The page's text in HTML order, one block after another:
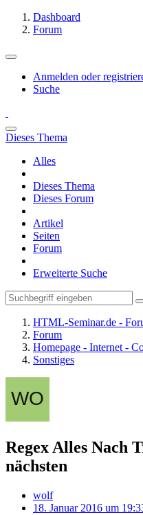
Dashboard
Forum
Anmelden oder
Suche
Dieses Thema
Alles
Dieses Thema
Dieses Forum
Artikel
Seiten
Forum
Erweiterte Suche
HTML-Seminar.de -
Forum
Homepage - Internet -
Sonstiges
Regex Alles Nach
nächsten
wolf
18. Januar 2016 um